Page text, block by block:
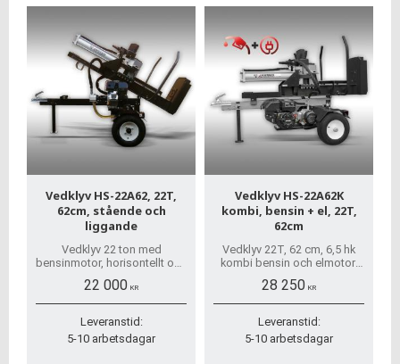
Vedklyv HS-22A62, 22T,
62cm, stående och
liggande
Vedklyv 22 ton med
bensinmotor, horisontellt och
och inga dolda avgifter!
22 000 KR
Leveranstid:
5-10 arbetsdagar
Vedklyv HS-22A62K
kombi, bensin + el, 22T,
62cm
Vedklyv 22T, 62 cm, 6,5 hk
kombi bensin och elmotor,
Snabb leverans och inga
dolda avgifter.
28 250 KR
Leveranstid:
5-10 arbetsdagar